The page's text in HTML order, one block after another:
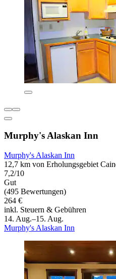
Murphy's Alaskan Inn
Murphy's Alaskan Inn
12,7 km von Erholungsgebiet
7,2/10
Gut
(495 Bewertungen)
264 €
inkl. Steuern & Gebühren
14. Aug.–15. Aug.
Murphy's Alaskan Inn